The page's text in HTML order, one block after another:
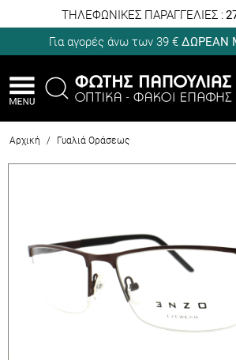
ΤΗΛΕΦΩΝΙΚΕΣ ΠΑΡΑΓΓΕΛΙΕΣ :
Για αγορές άνω των 39 € ΔΩΡΕΑΝ
Αρχική / Γυαλιά Οράσεως